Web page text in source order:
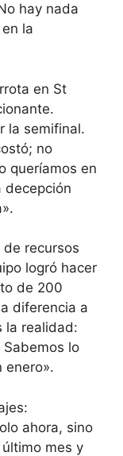
hay nada
la
en St
la semifinal.
no
queríamos en
decepción
recursos
logró hacer
de 200
diferencia a
la realidad:
lo
enero».
ahora, sino
mes y